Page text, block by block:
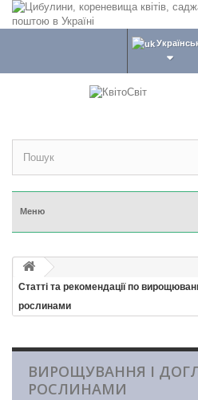
Меню
Статті та рекомендації по
рослинами
ВИРОЩУВАННЯ І
РОСЛИНАМИ